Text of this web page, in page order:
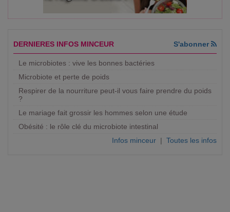
DERNIERES INFOS MINCEUR S'abonner
Le microbiotes : vive les bonnes bactéries
Microbiote et perte de poids
Respirer de la nourriture peut-il vous faire prendre du poids
?
Le mariage fait grossir les hommes selon une étude
Obésité : le rôle clé du microbiote intestinal
Infos minceur | Toutes les infos